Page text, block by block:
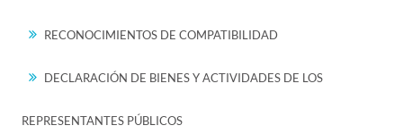
RECONOCIMIENTOS DE COMPATIBILIDAD
DECLARACIÓN DE BIENES Y ACTIVIDADES DE LOS
REPRESENTANTES PÚBLICOS